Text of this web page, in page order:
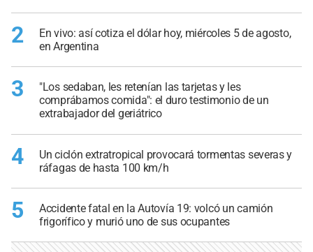
2
En vivo: así cotiza el dólar hoy, miércoles 5 de agosto,
en Argentina
3
"Los sedaban, les retenían las tarjetas y les
comprábamos comida": el duro testimonio de un
extrabajador del geriátrico
4
Un ciclón extratropical provocará tormentas severas y
ráfagas de hasta 100 km/h
5
Accidente fatal en la Autovía 19: volcó un camión
frigorífico y murió uno de sus ocupantes